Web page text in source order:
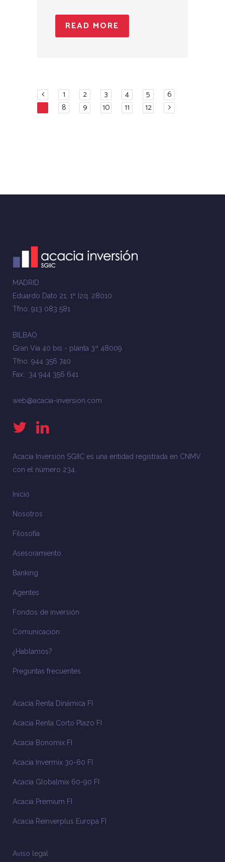
READ MORE
1 2 3 4 5
6
8 9 10 11 12
MADRID
Eduardo Dato 21, 1º Izq. 28010
Tfno: 913 083 581
BILBAO
Gran Vía 40 bis - planta 3ª 48009
Tfno: 944 356 740
Fax: 34 944 356 641
web@acacia-inversion.com
Acacia Inversión SGIIC es una entidad registrada en CNMV
con el número 234.
Inicio
Nosotros
Filosofía
Asesoramiento
Banking
Agentes
Fondos de inversión
Comunicación
¿Hablamos?
Preguntas frecuentes
Acacia Renta Dinámica FI
Acacia Renta Corto Plazo FI
Acacia Bonomix FI
Acacia Invermix 30-60 FI
Acacia Globalmix 60-90 FI
Acacia Premium FI
Acacia Reinverplus Europa FI
Aviso legal